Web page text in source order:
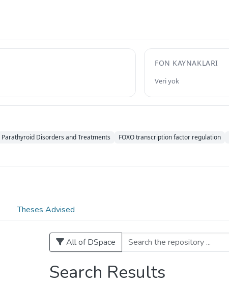
FON KAYNAKLARI
Veri yok
Parathyroid Disorders and Treatments FOXO transcription factor regulation
Theses Advised
All of DSpace
Search Results